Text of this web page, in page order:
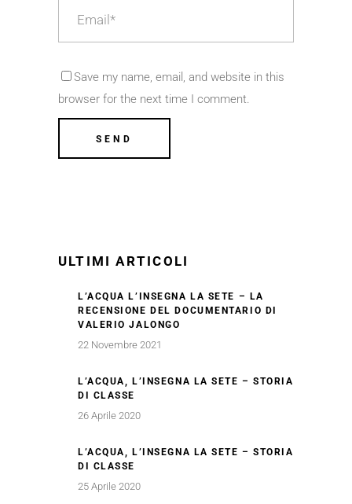
Save my name, email, and website in this
browser for the next time I comment.
ULTIMI ARTICOLI
L’ACQUA L’INSEGNA LA SETE – LA
RECENSIONE DEL DOCUMENTARIO DI
VALERIO JALONGO
22 Novembre 2021
L’ACQUA, L’INSEGNA LA SETE – STORIA
DI CLASSE
26 Aprile 2020
L’ACQUA, L’INSEGNA LA SETE – STORIA
DI CLASSE
25 Aprile 2020